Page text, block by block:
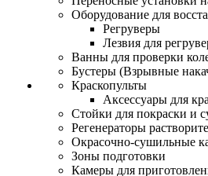
Оборудование для
Регруверы
Лезвия для
Ванны для проверки
Бустеры (Взрывные
Краскопульты
Аксессуары для
Стойки для покраски и
Регенераторы
Окрасочно-сушильные
Зоны подготовки
Камеры для